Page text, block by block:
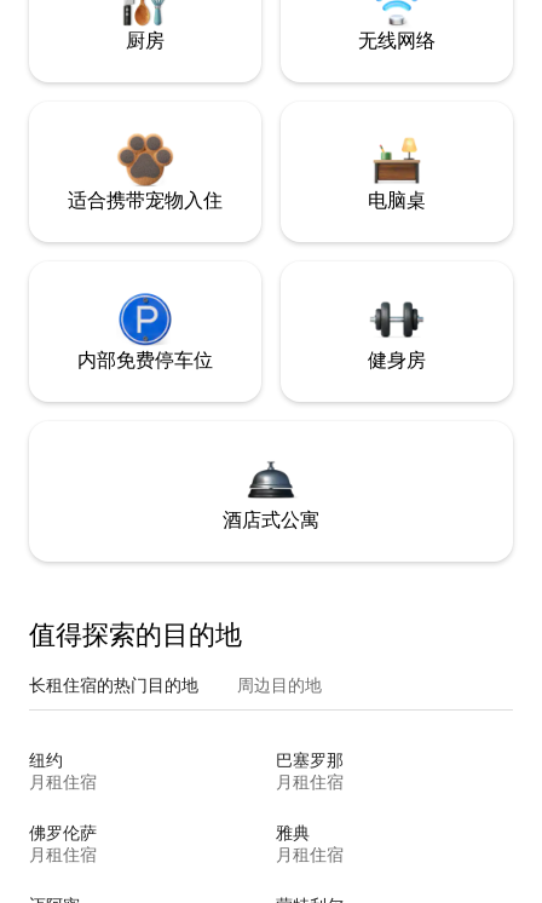
厨房 无线网络
适合携带宠物入住 电脑桌
内部免费停车位 健身房
酒店式公寓
值得探索的目的地
长租住宿的热门目的地 周边目的地
纽约
月租住宿
巴塞罗那
月租住宿
佛罗伦萨
月租住宿
雅典
月租住宿